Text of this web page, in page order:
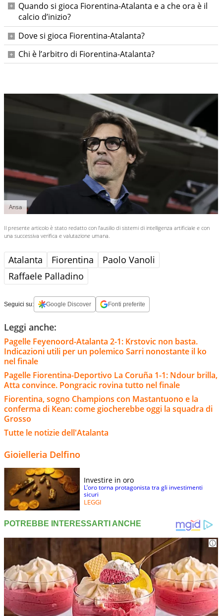
Quando si gioca Fiorentina-Atalanta e a che ora è il
calcio d’inizio?
Fiorentina-Atalanta si gioca venerdì 22 maggio 2026, con
calcio d’inizio alle ore 20:45.
Dove si gioca Fiorentina-Atalanta?
La partita si disputa allo Stadio Artemio Franchi di Firenze.
Chi è l’arbitro di Fiorentina-Atalanta?
Ansa
Il presente articolo è stato redatto con l’ausilio di sistemi di intelligenza artificiale e con
una successiva verifica e valutazione umana.
Atalanta Fiorentina
Paolo Vanoli
Raffaele Palladino
Seguici su: Google Discover Fonti preferite
Leggi anche:
Pagelle Feyenoord-Atalanta 2-1: Krstovic non basta.
Indicazioni utili per un polemico Sarri nonostante il ko
nel finale
Pagelle Fiorentina-Deportivo La Coruña 1-1: Ndour brilla,
Atta convince. Pongracic rovina tutto nel finale
Fiorentina, sogno Champions con Mastantuono e la
conferma di Kean: come giocherebbe oggi la squadra di
Grosso
Tutte le notizie dell'Atalanta
Gioielleria Delfino
Investire in oro
L’oro torna protagonista tra gli investimenti
sicuri
LEGGI